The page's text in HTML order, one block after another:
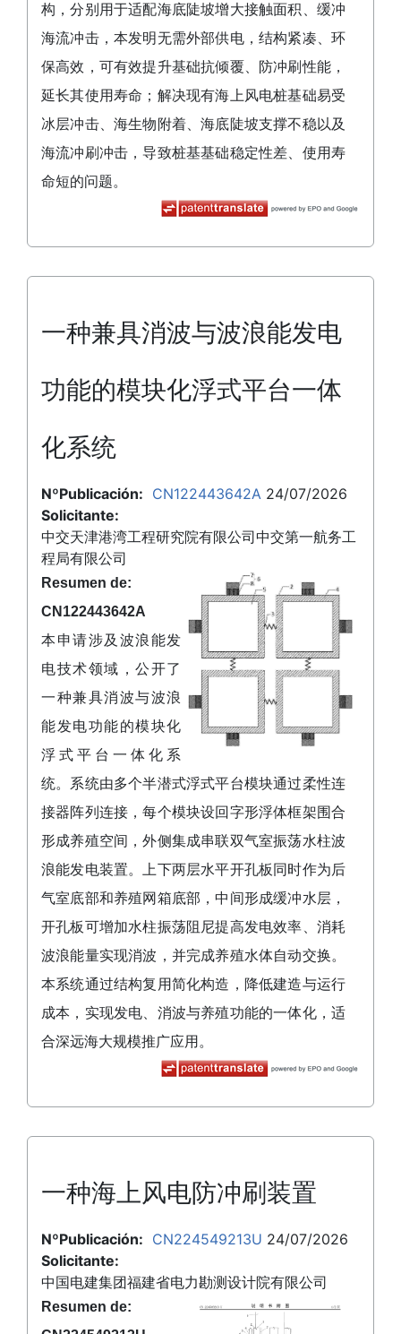
构，分别用于适配海底陡坡增大接触面积、缓冲
海流冲击，本发明无需外部供电，结构紧凑、环
保高效，可有效提升基础抗倾覆、防冲刷性能，
延长其使用寿命；解决现有海上风电桩基础易受
冰层冲击、海生物附着、海底陡坡支撑不稳以及
海流冲刷冲击，导致桩基基础稳定性差、使用寿
命短的问题。
一种兼具消波与波浪能发电
功能的模块化浮式平台一体
化系统
NºPublicación: CN122443642A 24/07/2026
Solicitante:
中交天津港湾工程研究院有限公司中交第一航务工
程局有限公司
Resumen de:
CN122443642A
本申请涉及波浪能发
电技术领域，公开了
一种兼具消波与波浪
能发电功能的模块化
浮式平台一体化系
统。系统由多个半潜式浮式平台模块通过柔性连
接器阵列连接，每个模块设回字形浮体框架围合
形成养殖空间，外侧集成串联双气室振荡水柱波
浪能发电装置。上下两层水平开孔板同时作为后
气室底部和养殖网箱底部，中间形成缓冲水层，
开孔板可增加水柱振荡阻尼提高发电效率、消耗
波浪能量实现消波，并完成养殖水体自动交换。
本系统通过结构复用简化构造，降低建造与运行
成本，实现发电、消波与养殖功能的一体化，适
合深远海大规模推广应用。
一种海上风电防冲刷装置
NºPublicación: CN224549213U 24/07/2026
Solicitante:
中国电建集团福建省电力勘测设计院有限公司
Resumen de: